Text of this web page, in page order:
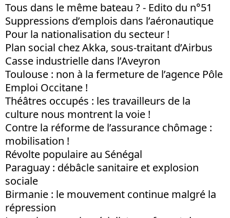
Tous dans le même bateau ? - Edito du n°51
Suppressions d’emplois dans l’aéronautique
Pour la nationalisation du secteur !
Plan social chez Akka, sous-traitant d’Airbus
Casse industrielle dans l’Aveyron
Toulouse : non à la fermeture de l’agence Pôle
Emploi Occitane !
Théâtres occupés : les travailleurs de la
culture nous montrent la voie !
Contre la réforme de l’assurance chômage :
mobilisation !
Révolte populaire au Sénégal
Paraguay : débâcle sanitaire et explosion
sociale
Birmanie : le mouvement continue malgré la
répression